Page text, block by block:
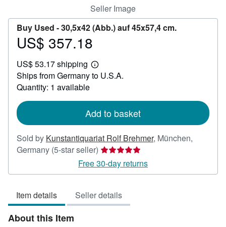
Seller Image
Buy Used -30,5x42 (Abb.) auf 45x57,4 cm.
Price
357.18
US$ 357.18
US$ 53.17 shipping
Learn
more
Ships from Germany to U.S.A.
Quantity: 1 available
Add to basket
Sold by Kunstantiquariat Rolf Brehmer, München,
Germany (5-star seller) Seller
rating
5
of
5
Free 30-day returns
Item details Seller details
About this Item